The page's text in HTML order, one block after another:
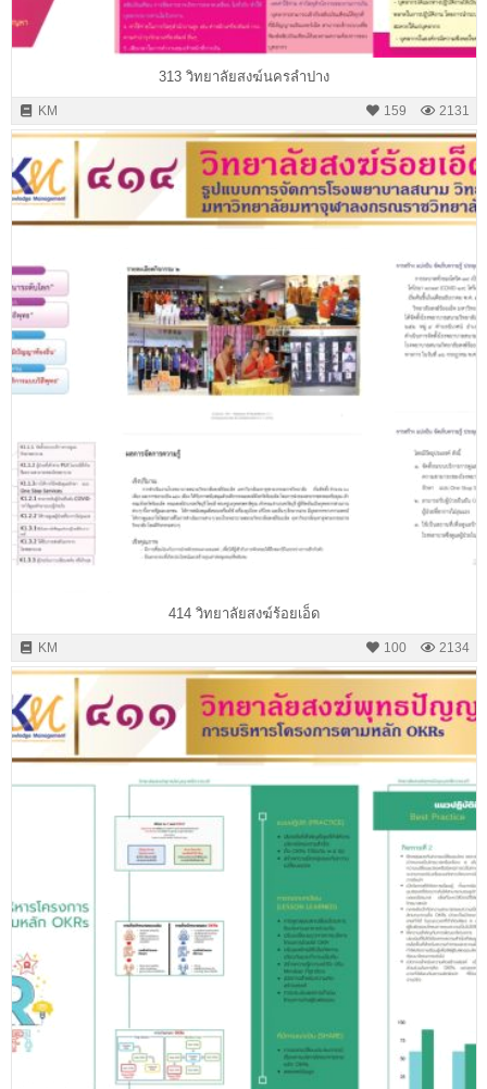
313 วิทยาลัยสงฆ์นครลำปาง
KM 2131
159
414 วิทยาลัยสงฆ์ร้อยเอ็ด
KM 2134
100